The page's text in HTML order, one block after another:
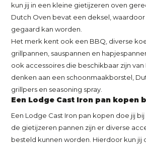
kun jij in een kleine gietijzeren oven
Dutch Oven bevat een deksel,
gegaard kan worden.
Het merk kent ook een BBQ, diverse
grillpannen, sauspannen en
ook accessoires die beschikbaar zijn
denken aan een schoonmaakborstel,
grillpers en seasoning spray.
Een Lodge Cast Iron pan kopen
Een Lodge Cast Iron pan kopen doe jij
de gietijzeren pannen zijn er diverse
besteld kunnen worden. Hierdoor kun jij